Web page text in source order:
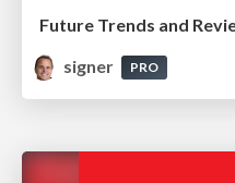
signer
PRO